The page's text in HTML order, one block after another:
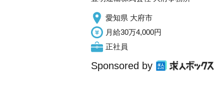
愛知県 大府市
月給30万4,000円
正社員
Sponsored by